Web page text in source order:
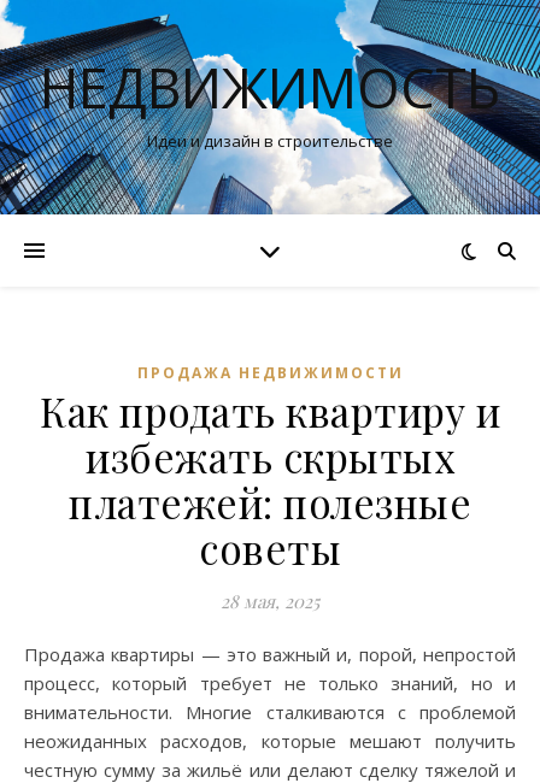
НЕДВИЖИМОСТЬ
Идеи и дизайн в строительстве
ПРОДАЖА НЕДВИЖИМОСТИ
Как продать квартиру и
избежать скрытых
платежей: полезные
советы
28 мая, 2025
Продажа квартиры — это важный и, порой, непростой
процесс, который требует не только знаний, но и
внимательности. Многие сталкиваются с проблемой
неожиданных расходов, которые мешают получить
честную сумму за жильё или делают сделку тяжелой и